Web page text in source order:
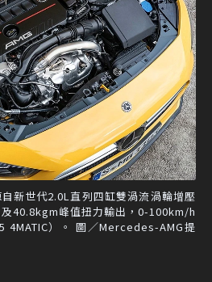
新世代2.0L直列四缸雙渦流渦輪增壓
40.8kgm峰值扭力輸出，0-100km/h
4MATIC）。 圖／Mercedes-AMG提